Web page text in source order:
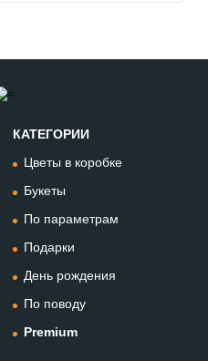
КАТЕГОРИИ
Цветы в коробке
Букеты
По параметрам
Подарки
День рождения
По поводу
Premium